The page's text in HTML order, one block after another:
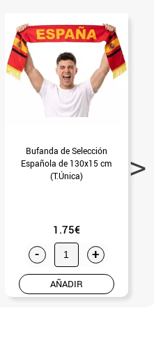
Bufanda de Selección
Española de 130x15 cm
(T.Única)
1.75€
- +
AÑADIR